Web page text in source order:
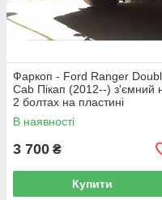
Фаркоп - Ford Ranger
Cab Пікап (2012--) з'ємний
2 болтах на пластині
В наявності
3 700 ₴
Купити